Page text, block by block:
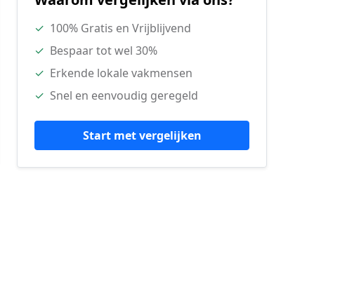
✓ 100% Gratis en Vrijblijvend
✓ Bespaar tot wel 30%
✓ Erkende lokale vakmensen
✓ Snel en eenvoudig geregeld
Start met vergelijken